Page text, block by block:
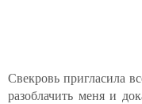
Свекровь пригласила
разоблачить меня и